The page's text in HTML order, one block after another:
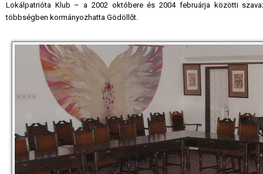
Lokálpatrióta Klub – a 2002 októbere és 2004 februárja közötti
többségben kormányozhatta Gödöllőt.